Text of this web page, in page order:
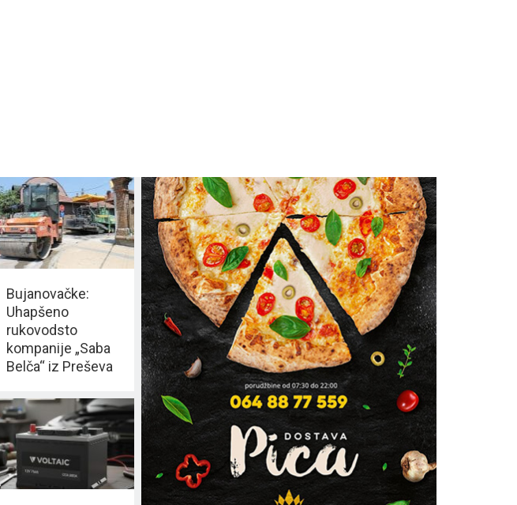
Bujanovačke:
Uhapšeno
rukovodsto
kompanije „Saba
Belča“ iz Preševa